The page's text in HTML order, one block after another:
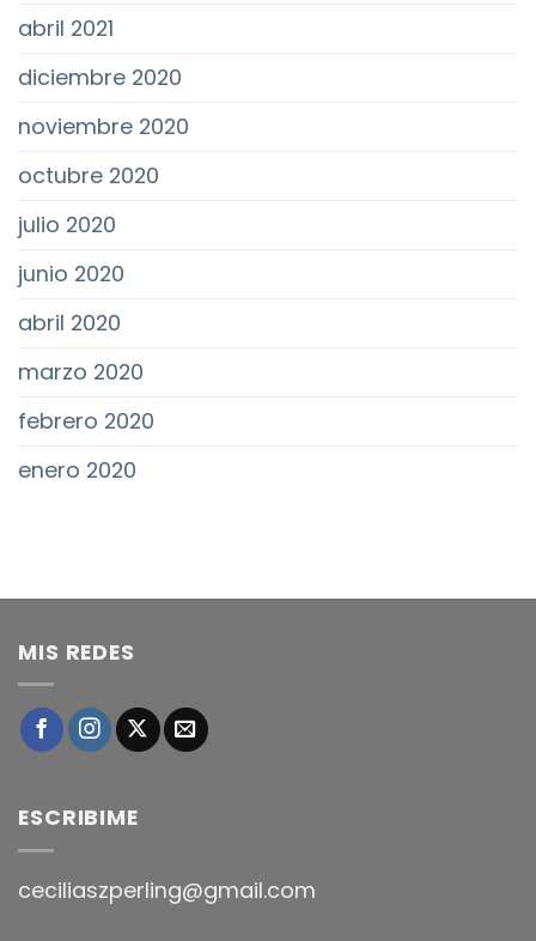
abril 2021
diciembre 2020
noviembre 2020
octubre 2020
julio 2020
junio 2020
abril 2020
marzo 2020
febrero 2020
enero 2020
MIS REDES
ESCRIBIME
ceciliaszperling@gmail.com